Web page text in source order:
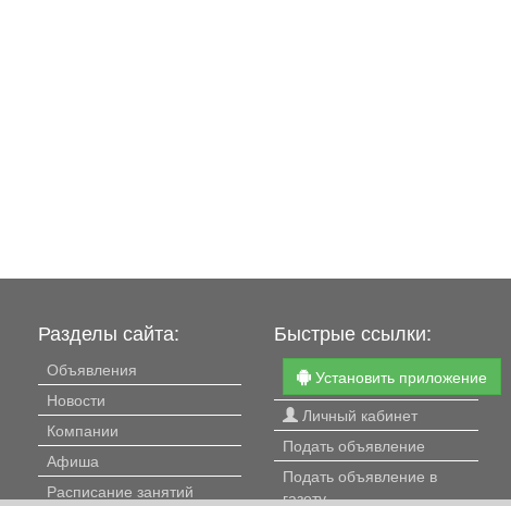
Разделы сайта:
Объявления
Новости
Компании
Афиша
Расписание занятий
Быстрые ссылки:
Установить приложение
Личный кабинет
Подать объявление
Подать объявление в
газету